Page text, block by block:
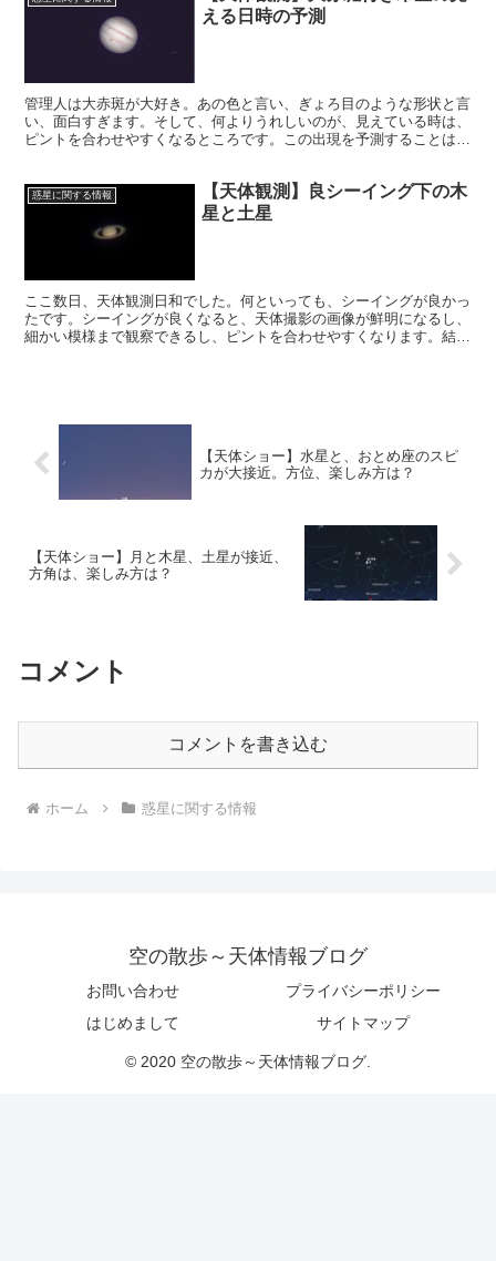
える日時の予測
管理人は大赤斑が大好き。あの色と言い、ぎょろ目のような形状と言
い、面白すぎます。そして、何よりうれしいのが、見えている時は、
ピントを合わせやすくなるところです。この出現を予測することはで
惑星に関する情報
【天体観測】良シーイング下の木
星と土星
ここ数日、天体観測日和でした。何といっても、シーイングが良かっ
たです。シーイングが良くなると、天体撮影の画像が鮮明になるし、
細かい模様まで観察できるし、ピントを合わせやすくなります。結
【天体ショー】水星と、おとめ座のスピ
カが大接近。方位、楽しみ方は？
【天体ショー】月と木星、土星が接近、
方角は、楽しみ方は？
コメント
コメントを書き込む
ホーム 惑星に関する情報
空の散歩～天体情報ブログ
お問い合わせ
プライバシーポリシー
はじめまして
サイトマップ
© 2020 空の散歩～天体情報ブログ.